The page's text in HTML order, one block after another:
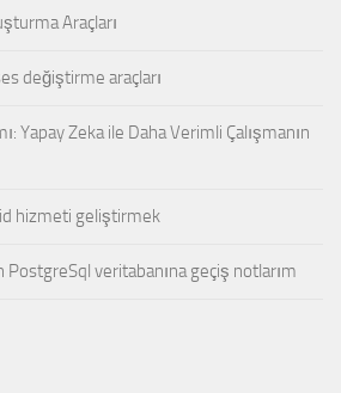
Araçları
değiştirme araçları
Yapay Zeka ile Daha Verimli Çalışmanın
hizmeti geliştirmek
PostgreSql veritabanına geçiş notlarım